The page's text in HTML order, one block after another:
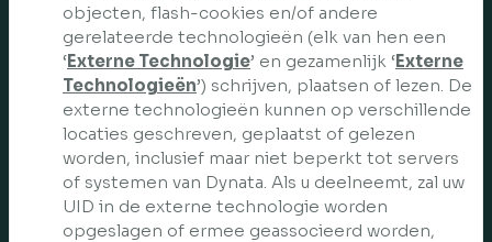
objecten, flash-cookies en/of andere
gerelateerde technologieën (elk van hen een
‘Externe Technologie’ en gezamenlijk ‘Externe
Technologieën’) schrijven, plaatsen of lezen. De
externe technologieën kunnen op verschillende
locaties geschreven, geplaatst of gelezen
worden, inclusief maar niet beperkt tot servers
of systemen van Dynata. Als u deelneemt, zal uw
UID in de externe technologie worden
opgeslagen of ermee geassocieerd worden,